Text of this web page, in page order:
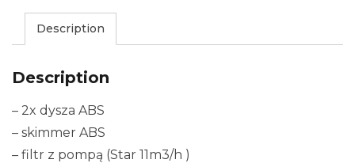
Description
Description
– 2x dysza ABS
– skimmer ABS
– filtr z pompą (Star 11m3/h )